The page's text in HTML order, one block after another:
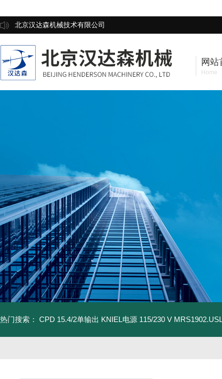
北京汉达森机械技术有限公司
网站
Home
热门搜索： CPD 15.4/2单输出 KNIEL电源 115/230 V